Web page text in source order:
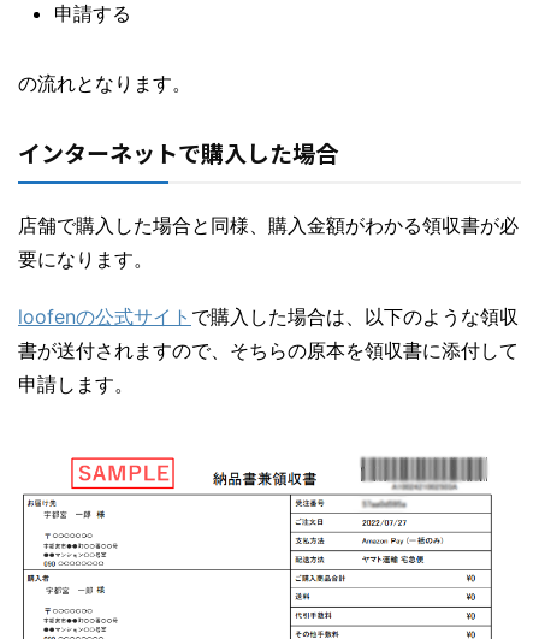
申請する
の流れとなります。
インターネットで購入した場合
店舗で購入した場合と同様、購入金額がわかる領収書が必
要になります。
loofenの公式サイト で購入した場合は、以下のような領収
書が送付されますので、そちらの原本を領収書に添付して
申請します。